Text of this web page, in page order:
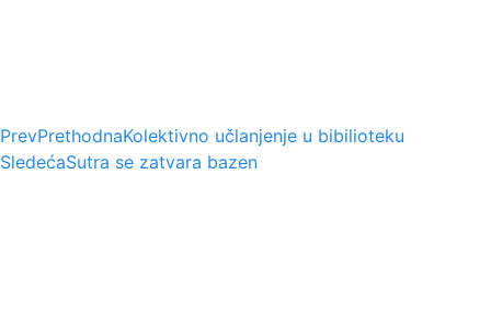
PrevPrethodnaKolektivno učlanjenje u bibilioteku
SledećaSutra se zatvara bazen